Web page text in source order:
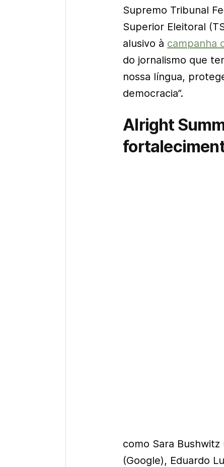
Supremo Tribunal
Superior Eleitoral
alusivo à campanha
do jornalismo que
nossa língua,
democracia”.
Alright
como Sara
(Google), Eduardo